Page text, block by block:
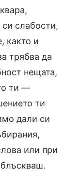
си слабости,
както и
трябва да
нещата,
ти —
ти
дали си
или при